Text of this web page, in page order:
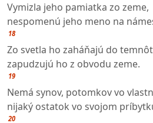
Vymizla jeho pamiatka zo zeme,
nespomenú jeho meno na
18
Zo svetla ho zaháňajú do
zapudzujú ho z obvodu zeme.
19
Nemá synov, potomkov vo
nijaký ostatok vo svojom
20